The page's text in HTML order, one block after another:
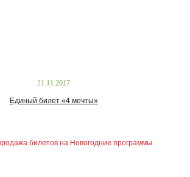
21.11.2017
Единый билет «4 мечты»